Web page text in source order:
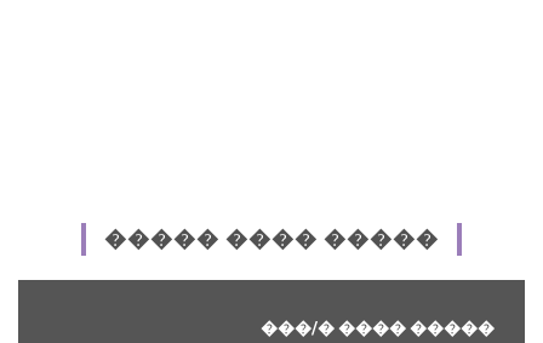
����� ���� �����
���/� ���� �����